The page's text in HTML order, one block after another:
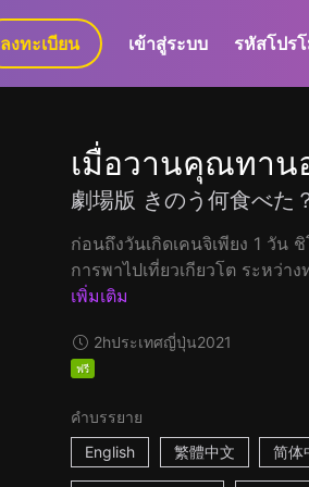
GaLa+
ลงทะเบียน เข้าสู่ระบบ รหัสโปร
เมื่อวานคุณทาน
劇場版 きのう何食べた
ก่อนถึงวันเกิดเคนจิเพียง 1 วัน
การพาไปเที่ยวเกียวโต ระหว่า
เพิ่มเติม
2hประเทศญี่ปุ่น2021
ฟรี
คำบรรยาย
English
繁體中文 简体